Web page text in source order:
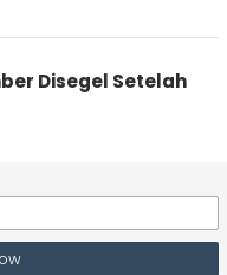
Disegel Setelah